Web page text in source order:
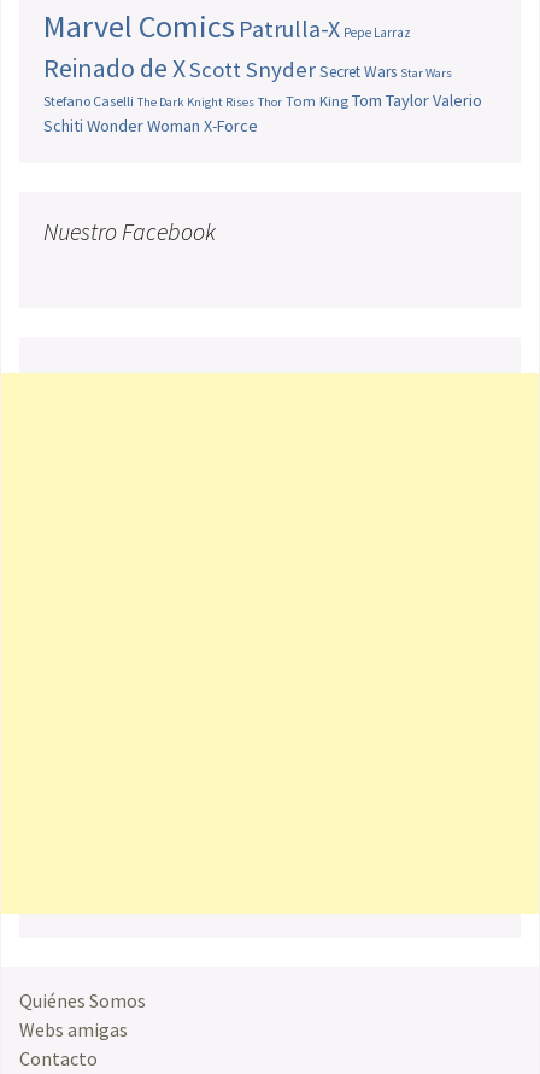
Marvel Comics Patrulla-X Pepe Larraz
Reinado de XScott SnyderSecret Wars Star Wars
Stefano Caselli The Dark Knight Rises Thor Tom King Tom TaylorValerio
Schiti Wonder Woman X-Force
Nuestro Facebook
Quiénes Somos
Webs amigas
Contacto